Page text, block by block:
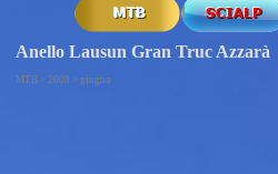
Anello Lausun Gran Truc Azzarà
MTB > 2008 > giugno